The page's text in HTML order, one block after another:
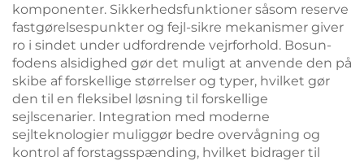
komponenter. Sikkerhedsfunktioner såsom reserve
fastgørelsespunkter og fejl-sikre mekanismer giver
ro i sindet under udfordrende vejrforhold. Bosun-
fodens alsidighed gør det muligt at anvende den på
skibe af forskellige størrelser og typer, hvilket gør
den til en fleksibel løsning til forskellige
sejlscenarier. Integration med moderne
sejlteknologier muliggør bedre overvågning og
kontrol af forstagsspænding, hvilket bidrager til